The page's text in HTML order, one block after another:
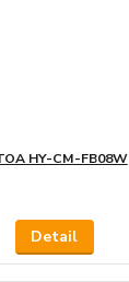
HY-CM-FB08W
Detail